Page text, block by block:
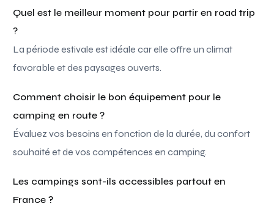
Quel est le meilleur moment pour partir en road trip
?
La période estivale est idéale car elle offre un climat
favorable et des paysages ouverts.
Comment choisir le bon équipement pour le
camping en route ?
Évaluez vos besoins en fonction de la durée, du confort
souhaité et de vos compétences en camping.
Les campings sont-ils accessibles partout en
France ?